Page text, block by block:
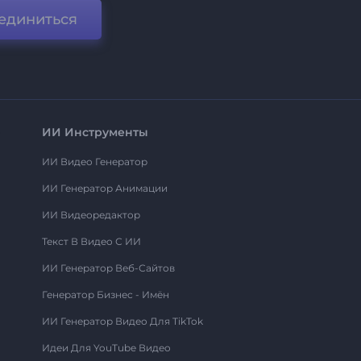
ИИ Инструменты
ИИ Видео Генератор
ИИ Генератор Анимации
ИИ Видеоредактор
Текст В Видео С ИИ
ИИ Генератор Веб-Сайтов
Генератор Бизнес - Имён
ИИ Генератор Видео Для TikTok
Идеи Для YouTube Видео